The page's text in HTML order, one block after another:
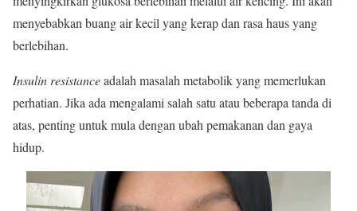
menyebabkan buang air kecil yang kerap dan rasa haus yang
berlebihan.
Insulin resistanceadalah masalah metabolik yang memerlukan
perhatian. Jika ada mengalami salah satu atau beberapa tanda di
atas, penting untuk mula dengan ubah pemakanan dan gaya
hidup.